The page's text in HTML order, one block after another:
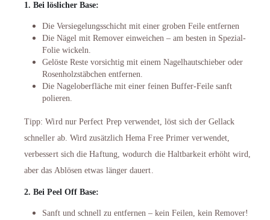
1. Bei löslicher Base:
Die Versiegelungsschicht mit einer groben Feile entfernen
Die Nägel mit Remover einweichen – am besten in Spezial-
Folie wickeln.
Gelöste Reste vorsichtig mit einem Nagelhautschieber oder
Rosenholzstäbchen entfernen.
Die Nageloberfläche mit einer feinen Buffer-Feile sanft
polieren.
Tipp: Wird nur Perfect Prep verwendet, löst sich der Gellack
schneller ab. Wird zusätzlich Hema Free Primer verwendet,
verbessert sich die Haftung, wodurch die Haltbarkeit erhöht wird,
aber das Ablösen etwas länger dauert.
2. Bei Peel Off Base:
Sanft und schnell zu entfernen – kein Feilen, kein Remover!